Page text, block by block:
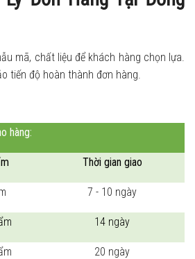
mã, chất liệu để khách hàng chọn lựa.
tiến độ hoàn thành đơn hàng.
hàng:
Thời gian giao
7 - 10 ngày
14 ngày
20 ngày